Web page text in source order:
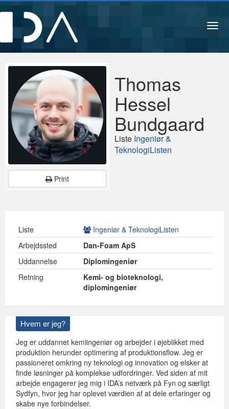
Print
Thomas
Hessel
Bundgaard
Liste Ingeniør &
TeknologiListen
Liste
Ingeniør & TeknologiListen
Arbejdssted
Dan-Foam ApS
Uddannelse
Diplomingeniør
Retning
Kemi- og bioteknologi,
diplomingeniør
Hvem er jeg?
Jeg er uddannet kemiingeniør og arbejder i øjeblikket med
produktion herunder optimering af produktionsflow. Jeg er
passioneret omkring ny teknologi og innovation og elsker at
finde løsninger på komplekse udfordringer. Ved siden af mit
arbejde engagerer jeg mig i IDA’s netværk på Fyn og særligt
Sydfyn, hvor jeg har oplevet værdien af at dele erfaringer og
skabe nye forbindelser.